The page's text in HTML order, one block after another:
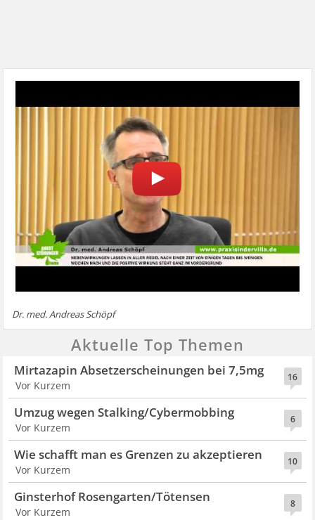
Dr. med. Andreas Schöpf
Aktuelle Top Themen
16
Mirtazapin Absetzerscheinungen bei 7,5mg
Vor Kurzem
6
Umzug wegen Stalking/Cybermobbing
Vor Kurzem
10
Wie schafft man es Grenzen zu akzeptieren
Vor Kurzem
8
Ginsterhof Rosengarten/Tötensen
Vor Kurzem